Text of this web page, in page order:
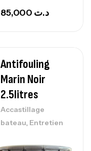
د.ت
Antifouling
Marin Noir
2.5litres
Accastillage
bateau Entretien